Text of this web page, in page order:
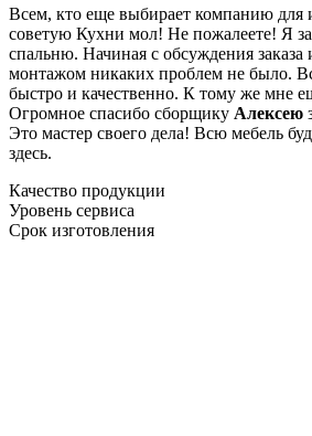
Всем, кто еще выбирает компанию для
советую Кухни мол! Не пожалеете! Я
спальню. Начиная с обсуждения заказа
монтажом никаких проблем не было.
быстро и качественно. К тому же мне
Огромное спасибо сборщику Алексею
Это мастер своего дела! Всю мебель
здесь.
Качество продукции
Уровень сервиса
Срок изготовления